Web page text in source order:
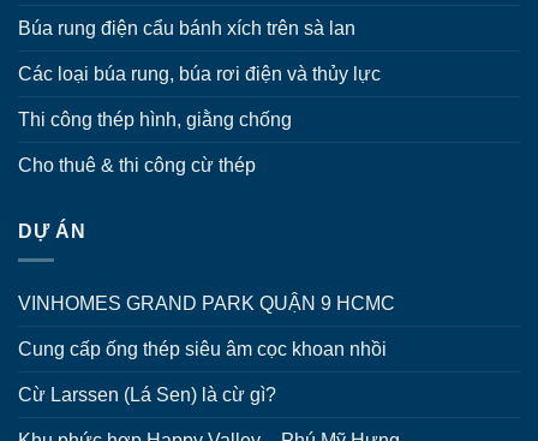
Búa rung điện cẩu bánh xích trên sà lan
Các loại búa rung, búa rơi điện và thủy lực
Thi công thép hình, giằng chống
Cho thuê & thi công cừ thép
DỰ ÁN
VINHOMES GRAND PARK QUẬN 9 HCMC
Cung cấp ống thép siêu âm cọc khoan nhồi
Cừ Larssen (Lá Sen) là cừ gì?